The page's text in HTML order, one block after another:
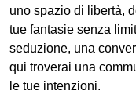
uno spazio di libertà,
tue fantasie senza
seduzione, una
qui troverai una
le tue intenzioni.